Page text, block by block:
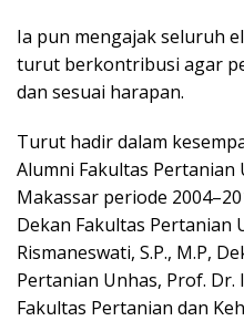
Ia pun mengajak seluruh
turut berkontribusi agar
dan sesuai harapan.
Turut hadir dalam
Alumni Fakultas Pertanian
Makassar periode
Dekan Fakultas Pertanian
Rismaneswati, S.P., M.P,
Pertanian Unhas, Prof. Dr.
Fakultas Pertanian dan